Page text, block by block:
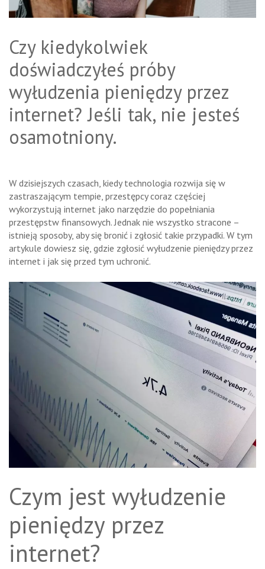
Czy kiedykolwiek
doświadczyłeś próby
wyłudzenia pieniędzy przez
internet? Jeśli tak, nie jesteś
osamotniony.
W dzisiejszych czasach, kiedy technologia rozwija się w
zastraszającym tempie, przestępcy coraz częściej
wykorzystują internet jako narzędzie do popełniania
przestępstw finansowych. Jednak nie wszystko stracone –
istnieją sposoby, aby się bronić i zgłosić takie przypadki. W tym
artykule dowiesz się, gdzie zgłosić wyłudzenie pieniędzy przez
internet i jak się przed tym uchronić.
Czym jest wyłudzenie
pieniędzy przez
internet?